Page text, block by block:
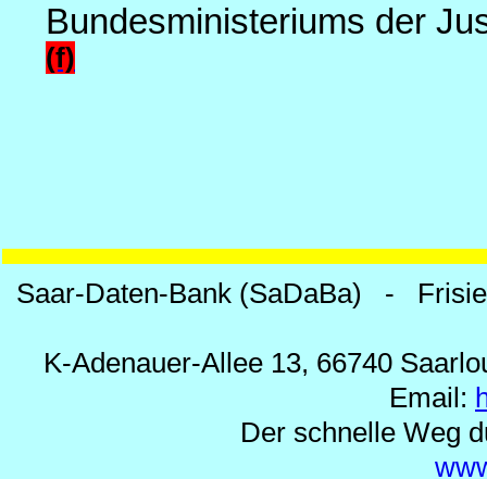
Bundesministeriums der
(f)
Saar-Daten-Bank (SaDaBa) -
K-Adenauer-Allee 13, 66740
Email:
Der schnelle Weg